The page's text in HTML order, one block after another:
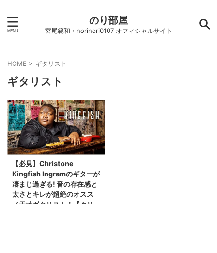
のり部屋
宮尾範和・norinori0107 オフィシャルサイト
HOME > ギタリスト
ギタリスト
【必見】Christone
Kingfish Ingramのギターが
凄まじ過ぎる! 音の存在感と
太さとキレが超絶のオスス
メ天才ギタリスト！【クリ